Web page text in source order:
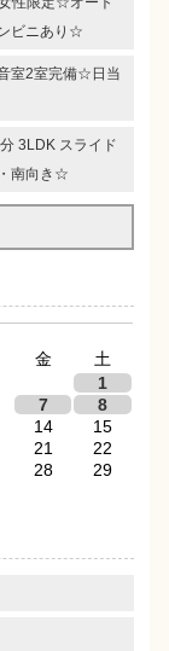
ビニあり☆
室2室完備☆日当
3LDK スライド
南向き☆
金
土
1
7
8
14
15
21
22
28
29